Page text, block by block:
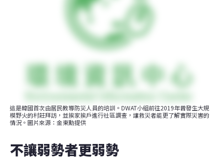
這是韓國首次由居民教導防災人員的培訓。DWAT小組前往2019年曾發生大規
模野火的村莊拜訪，並挨家挨戶進行社區調查，讓救災者能更了解實際災害的
情況。圖片來源：金東勳提供
不讓弱勢者更弱勢